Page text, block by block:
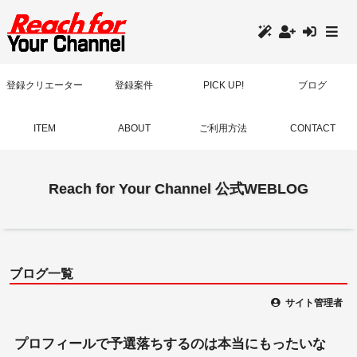
登録クリエーター 登録案件 PICK UP! ブログ
ITEM ABOUT ご利用方法 CONTACT
Reach for Your Channel 公式WEBLOG
ブログ一覧
サイト管理者
プロフィールで予選落ちするのは本当にもったいな